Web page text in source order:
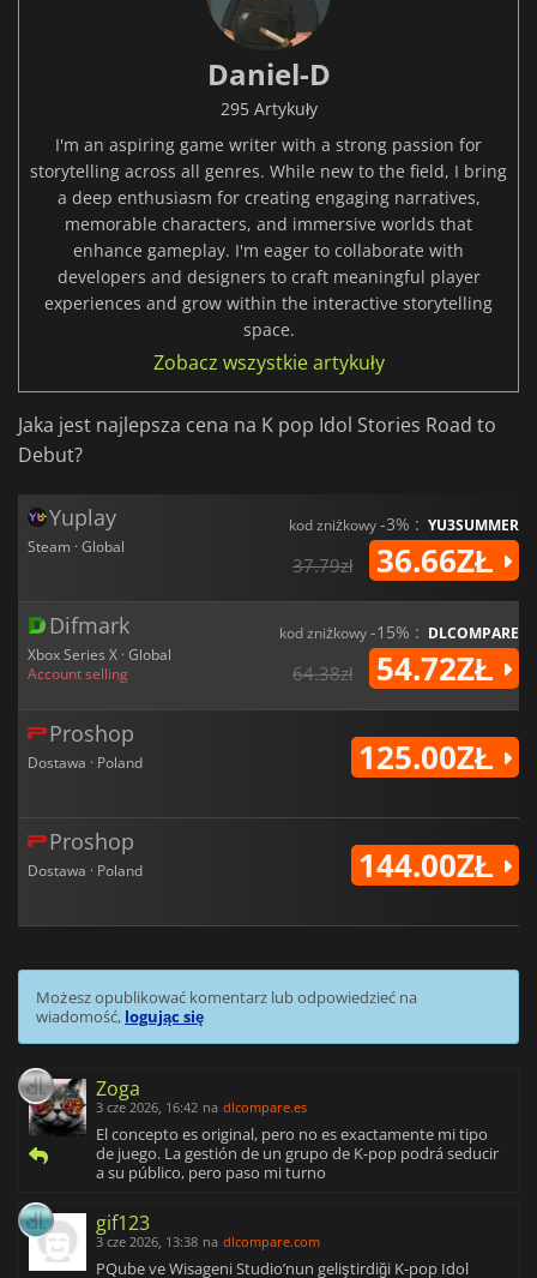
Daniel-D
295 Artykuły
I'm an aspiring game writer with a strong passion for
storytelling across all genres. While new to the field, I bring
a deep enthusiasm for creating engaging narratives,
memorable characters, and immersive worlds that
enhance gameplay. I'm eager to collaborate with
developers and designers to craft meaningful player
experiences and grow within the interactive storytelling
space.
Zobacz wszystkie artykuły
Jaka jest najlepsza cena na K pop Idol Stories Road to
Debut?
Yuplay
Steam · Global
kod zniżkowy-3% : YU3SUMMER
37.79zł 36.66ZŁ
Difmark
Xbox Series X · Global
Account selling
kod zniżkowy-15% : DLCOMPARE
64.38zł 54.72ZŁ
Proshop
Dostawa · Poland 125.00ZŁ
Proshop
Dostawa · Poland 144.00ZŁ
Możesz opublikować komentarz lub odpowiedzieć na
wiadomość, logując się
Zoga
3 cze 2026, 16:42 na dlcompare.es
El concepto es original, pero no es exactamente mi tipo
de juego. La gestión de un grupo de K-pop podrá seducir
a su público, pero paso mi turno
gif123
3 cze 2026, 13:38 na dlcompare.com
PQube ve Wisageni Studio’nun geliştirdiği K-pop Idol